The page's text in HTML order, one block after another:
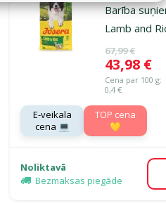
Barī­ba
Lamb and
Oriģinālā
67,99 €
Cena
43,98 €
Cena par 100 g:
0,4 €
E-veikala
cena 💻
TOP cena
💛
Noliktavā
Bezmaksas piegāde